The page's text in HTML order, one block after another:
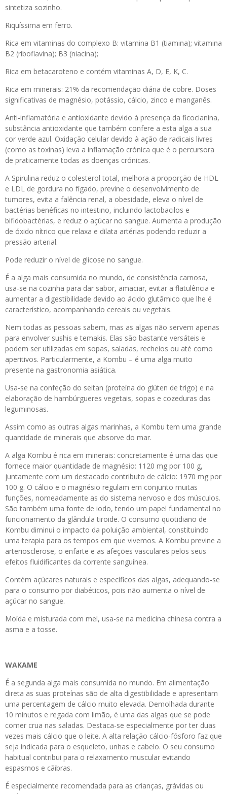
sintetiza sozinho.
Riquíssima em ferro.
Rica em vitaminas do complexo B: vitamina B1 (tiamina); vitamina
B2 (riboflavina); B3 (niacina);
Rica em betacaroteno e contém vitaminas A, D, E, K, C.
Rica em minerais: 21% da recomendação diária de cobre. Doses
significativas de magnésio, potássio, cálcio, zinco e manganês.
Anti-inflamatória e antioxidante devido à presença da ficocianina,
substância antioxidante que também confere a esta alga a sua
cor verde azul. Oxidação celular devido à ação de radicais livres
(como as toxinas) leva a inflamação crónica que é o percursora
de praticamente todas as doenças crónicas.
A Spirulina reduz o colesterol total, melhora a proporção de HDL
e LDL de gordura no fígado, previne o desenvolvimento de
tumores, evita a falência renal, a obesidade, eleva o nível de
bactérias benéficas no intestino, incluindo lactobacilos e
bifidobactérias, e reduz o açúcar no sangue. Aumenta a produção
de óxido nítrico que relaxa e dilata artérias podendo reduzir a
pressão arterial.
Pode reduzir o nível de glicose no sangue.
É a alga mais consumida no mundo, de consistência carnosa,
usa-se na cozinha para dar sabor, amaciar, evitar a flatulência e
aumentar a digestibilidade devido ao ácido glutâmico que lhe é
característico, acompanhando cereais ou vegetais.
Nem todas as pessoas sabem, mas as algas não servem apenas
para envolver sushis e temakis. Elas são bastante versáteis e
podem ser utilizadas em sopas, saladas, recheios ou até como
aperitivos. Particularmente, a Kombu – é uma alga muito
presente na gastronomia asiática.
Usa-se na confeção do seitan (proteína do glúten de trigo) e na
elaboração de hambúrgueres vegetais, sopas e cozeduras das
leguminosas.
Assim como as outras algas marinhas, a Kombu tem uma grande
quantidade de minerais que absorve do mar.
A alga Kombu é rica em minerais: concretamente é uma das que
fornece maior quantidade de magnésio: 1120 mg por 100 g,
juntamente com um destacado contributo de cálcio: 1970 mg por
100 g. O cálcio e o magnésio regulam em conjunto muitas
funções, nomeadamente as do sistema nervoso e dos músculos.
São também uma fonte de iodo, tendo um papel fundamental no
funcionamento da glândula tiroide. O consumo quotidiano de
Kombu diminui o impacto da poluição ambiental, constituindo
uma terapia para os tempos em que vivemos. A Kombu previne a
arteriosclerose, o enfarte e as afeções vasculares pelos seus
efeitos fluidificantes da corrente sanguínea.
Contém açúcares naturais e específicos das algas, adequando-se
para o consumo por diabéticos, pois não aumenta o nível de
açúcar no sangue.
Moída e misturada com mel, usa-se na medicina chinesa contra a
asma e a tosse.
WAKAME
É a segunda alga mais consumida no mundo. Em alimentação
direta as suas proteínas são de alta digestibilidade e apresentam
uma percentagem de cálcio muito elevada. Demolhada durante
10 minutos e regada com limão, é uma das algas que se pode
comer crua nas saladas. Destaca-se especialmente por ter duas
vezes mais cálcio que o leite. A alta relação cálcio-fósforo faz que
seja indicada para o esqueleto, unhas e cabelo. O seu consumo
habitual contribui para o relaxamento muscular evitando
espasmos e cãibras.
É especialmente recomendada para as crianças, grávidas ou